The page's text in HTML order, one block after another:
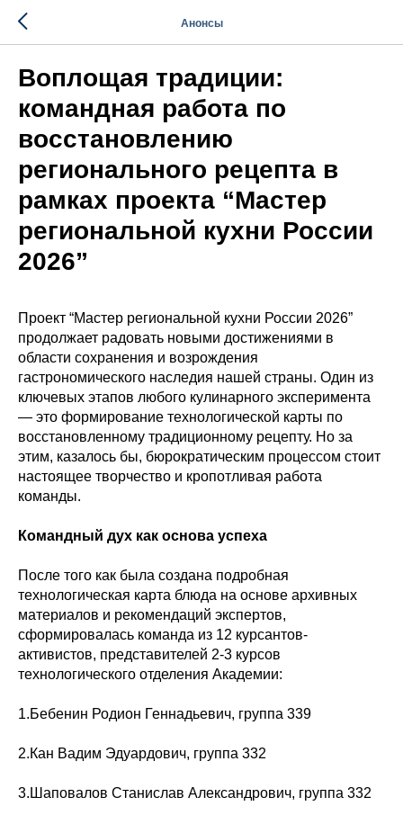
Анонсы
Воплощая традиции:
командная работа по
восстановлению
регионального рецепта в
рамках проекта “Мастер
региональной кухни России
2026”
Проект “Мастер региональной кухни России 2026”
продолжает радовать новыми достижениями в
области сохранения и возрождения
гастрономического наследия нашей страны. Один из
ключевых этапов любого кулинарного эксперимента
— это формирование технологической карты по
восстановленному традиционному рецепту. Но за
этим, казалось бы, бюрократическим процессом стоит
настоящее творчество и кропотливая работа
команды.
Командный дух как основа успеха
После того как была создана подробная
технологическая карта блюда на основе архивных
материалов и рекомендаций экспертов,
сформировалась команда из 12 курсантов-
активистов, представителей 2-3 курсов
технологического отделения Академии:
1.Бебенин Родион Геннадьевич, группа 339
2.Кан Вадим Эдуардович, группа 332
3.Шаповалов Станислав Александрович, группа 332